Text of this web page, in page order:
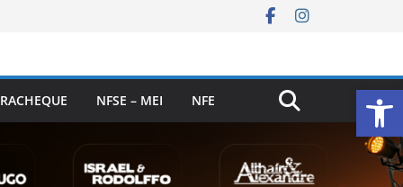
NFSE – MEI NFE